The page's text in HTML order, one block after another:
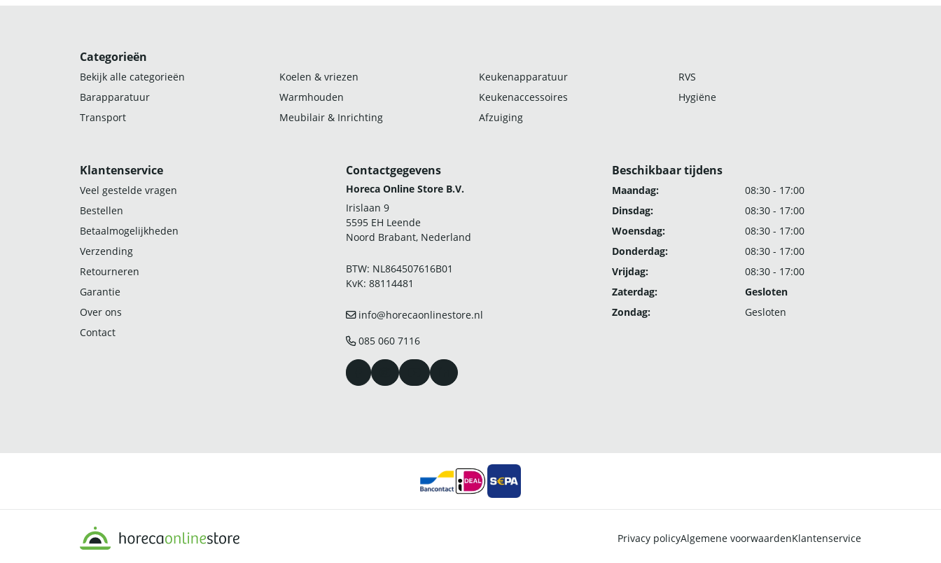
Categorieën
Bekijk alle categorieën Koelen & vriezen Keukenapparatuur
RVS
Barapparatuur
Warmhouden Keukenaccessoires
Hygiëne
Transport
Meubilair & Inrichting Afzuiging
Klantenservice
Veel gestelde vragen
Bestellen
Betaalmogelijkheden
Verzending
Retourneren
Garantie
Over ons
Contact
Contactgegevens
Horeca Online Store B.V.
Irislaan 9
5595 EH Leende
Noord Brabant, Nederland
BTW: NL864507616B01
KvK: 88114481
info@horecaonlinestore.nl
085 060 7116
Beschikbaar tijdens
Maandag:
08:30 - 17:00
Dinsdag:
08:30 - 17:00
Woensdag:
08:30 - 17:00
Donderdag:
08:30 - 17:00
Vrijdag:
08:30 - 17:00
Zaterdag:
Gesloten
Zondag:
Gesloten
Privacy policyAlgemene voorwaardenKlantenservice